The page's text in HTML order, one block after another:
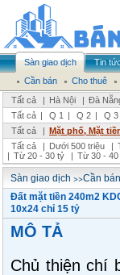
Sàn giao dịch Tin
Cần bán
Cho thuê
Tất cả
| Hà Nội | Đà
Tất cả | Q 1 | Q 2 | Q 3
Tất cả
| Mặt phố, Mặt
Tất cả
| Dưới 500 triệu |
| Từ 20 - 30 tỷ | Từ 30 - 40
Sàn giao dịch >>Cần bán
Đất mặt tiền 240m2
10x24 chỉ 15 tỷ
MÔ TẢ
Chủ thiện chí